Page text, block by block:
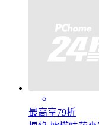
最高享79折